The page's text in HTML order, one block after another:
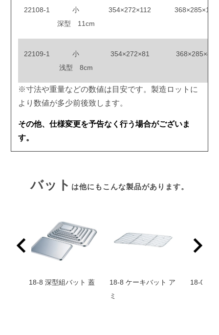
22108-1
小
深型 11cm
354×272×112 368×285×113
22109-1
小
浅型 8cm
354×272×81 368×285×82
※寸法や重量などの数値は目安です。製造ロットに
より数値が多少前後致します。
その他、仕様変更を予告なく行う場合がございま
す。
バット は他にもこんな製品があります。
18-8 深型組バット 蓋
18-8 ケーキバット ア
ミ
18-0 正